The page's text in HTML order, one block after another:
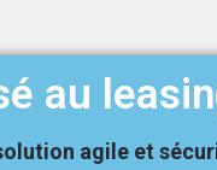
au
agile et